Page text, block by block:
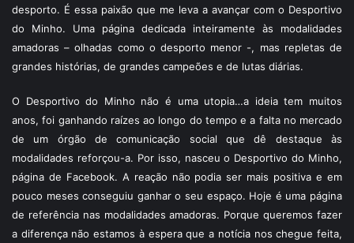
desporto. É essa paixão que me leva a avançar com o Desportivo
do Minho. Uma página dedicada inteiramente às modalidades
amadoras – olhadas como o desporto menor -, mas repletas de
grandes histórias, de grandes campeões e de lutas diárias.
O Desportivo do Minho não é uma utopia…a ideia tem muitos
anos, foi ganhando raízes ao longo do tempo e a falta no mercado
de um órgão de comunicação social que dê destaque às
modalidades reforçou-a. Por isso, nasceu o Desportivo do Minho,
página de Facebook. A reação não podia ser mais positiva e em
pouco meses conseguiu ganhar o seu espaço. Hoje é uma página
de referência nas modalidades amadoras. Porque queremos fazer
a diferença não estamos à espera que a notícia nos chegue feita,